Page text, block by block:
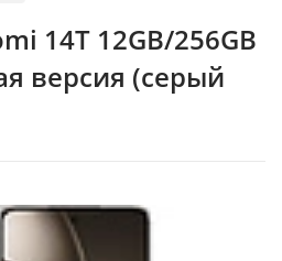
14T 12GB/256GB
версия (серый